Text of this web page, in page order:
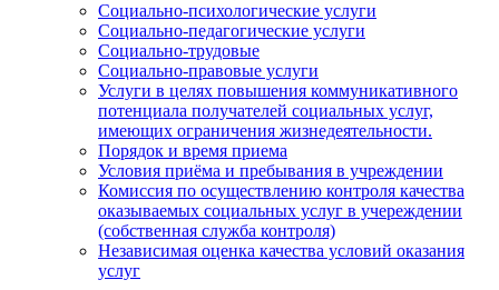
Социально-психологические услуги
Социально-педагогические услуги
Социально-трудовые
Социально-правовые услуги
Услуги в целях повышения коммуникативного
потенциала получателей социальных услуг,
имеющих ограничения жизнедеятельности.
Порядок и время приема
Условия приёма и пребывания в учреждении
Комиссия по осуществлению контроля качества
оказываемых социальных услуг в учереждении
(собственная служба контроля)
Независимая оценка качества условий оказания
услуг